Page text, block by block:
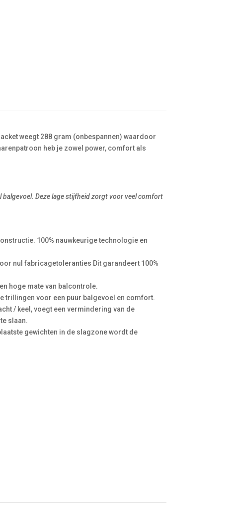
weegt 288 gram (onbespannen) waardoor
heb je zowel power, comfort als
balgevoel. Deze lage stijfheid zorgt voor veel comfort
100% nauwkeurige technologie en
nul fabricagetoleranties Dit garandeert 100%
hoge mate van balcontrole.
trillingen voor een puur balgevoel en comfort.
/ keel, voegt een vermindering van de
slaan.
gewichten in de slagzone wordt de